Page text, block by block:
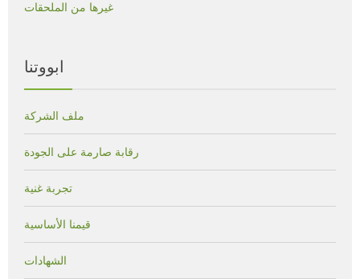
غيرها من الملحقات
ابووتنا
ملف الشركة
رقابة صارمة على الجودة
تجربة غنية
قيمنا الأساسية
الشهادات